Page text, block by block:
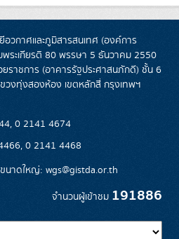
วกาศและภูมิสารสนเทศ (องค์การ
พระเกียรติ 80 พรรษา 5 ธันวาคม 2550
ราชการ (อาคารรัฐประศาสนภักดี) ชั้น 6
วงทุ่งสองห้อง เขตหลักสี่ กรุงเทพฯ
0 2141 4674
0 2141 4468
นาดใหญ่: wgs@gistda.or.th
จำนวนผู้เข้าชม 191886